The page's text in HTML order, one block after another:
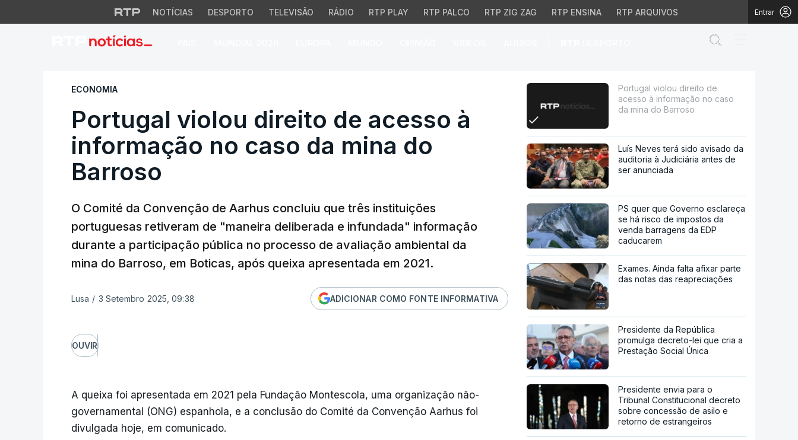
NOTÍCIAS DESPORTO TELEVISÃO RÁDIO RTP PLAY RTP PALCO RTP ZIG ZAG RTP ENSINA RTP ARQUIVOS Entrar
Portugal violou direito de acesso à informação no caso da mina
ECONOMIA
Portugal violou direito de acesso à
informação no caso da mina do
Barroso
O Comité da Convenção de Aarhus concluiu que três instituições
portuguesas retiveram de "maneira deliberada e infundada" informação
durante a participação pública no processo de avaliação ambiental da
mina do Barroso, em Boticas, após queixa apresentada em 2021.
Lusa / 3 Setembro 2025, 09:38 ADICIONAR COMO FONTE INFORMATIVA
OUVIR
A queixa foi apresentada em 2021 pela Fundação Montescola, uma organização não-
governamental (ONG) espanhola, e a conclusão do Comité da Convenção Aarhus foi
divulgada hoje, em comunicado.
Portugal violou direito de
acesso à informação no caso
da mina do Barroso
Luís Neves terá sido avisado da
auditoria à Judiciária antes de
ser anunciada
PS quer que Governo esclareça
se há risco de impostos da
venda barragens da EDP
caducarem
Exames. Ainda falta afixar parte
das notas das reapreciações
Presidente da República
promulga decreto-lei que cria a
Prestação Social Única
Presidente envia para o
Tribunal Constitucional decreto
sobre concessão de asilo e
retorno de estrangeiros